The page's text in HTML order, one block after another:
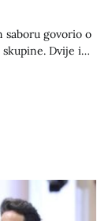
saboru govorio o
Dvije i…